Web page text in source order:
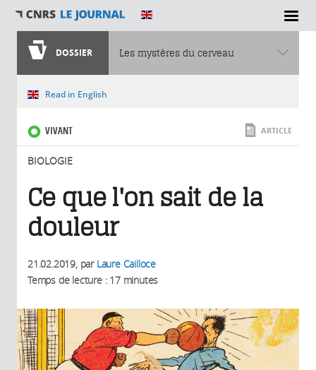
SECTIONS
DOSSIER Les mystères du cerveau
Vous êtes ici
Read in English
VIVANT
BIOLOGIE
ARTICLE
Ce que l'on sait de la
douleur
21.02.2019, par Laure Cailloce
Temps de lecture : 17 minutes